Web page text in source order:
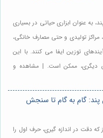
به عنوان ابزاری حیاتی در بسیاری
مراکز تولیدی و حتی مصارف خانگی،
توزین ایفا می کنند. با این
دیگری، ممکن است. | مشاهده و
پند: گام به گام تا سنجش
که دقت در اندازه گیری، حرف اول را